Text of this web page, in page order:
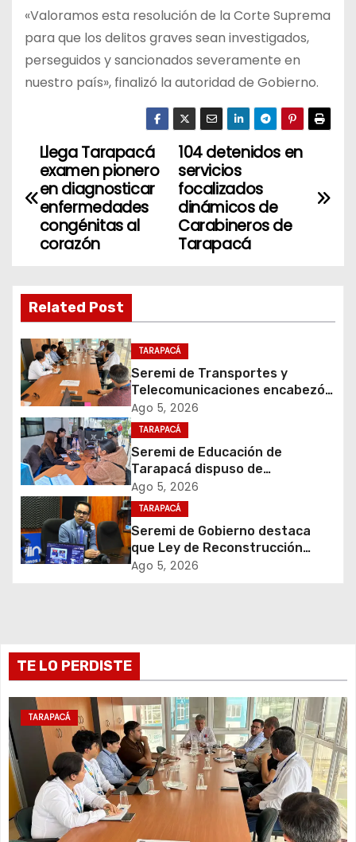
«Valoramos esta resolución de la Corte Suprema
para que los delitos graves sean investigados,
perseguidos y sancionados severamente en
nuestro país», finalizó la autoridad de Gobierno.
N
a
g
a
c
i
ó
n
d
e
e
r
a
d
s
104 detenidos en
servicios
focalizados
dinámicos de
Carabineros de
Tarapacá
Llega Tarapacá
examen pionero
en diagnosticar
enfermedades
congénitas al
corazón
Related Post
TARAPACÁ
Seremi de Transportes y
Telecomunicaciones encabezó
primera mesa de coordinación
para el retiro de cables en
desuso en Iquique
Ago 5, 2026
TARAPACÁ
Seremi de Educación de
Tarapacá dispuso de
facilitadores para apoyar
proceso de Admisión Escolar
2027
Ago 5, 2026
TARAPACÁ
Seremi de Gobierno destaca
que Ley de Reconstrucción
Nacional impulsará la inversión
Ago 5, 2026
TE LO PERDISTE
TARAPACÁ